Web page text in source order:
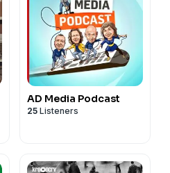
AD Media Podcast
25 Listeners